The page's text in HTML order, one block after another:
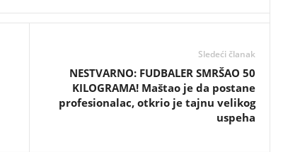
Sledeći članak
NESTVARNO: FUDBALER SMRŠAO 50
KILOGRAMA! Maštao je da postane
profesionalac, otkrio je tajnu velikog
uspeha